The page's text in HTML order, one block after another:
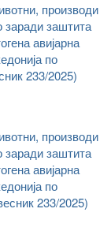
производи
заради заштита
авијарна
по
233/2025)
производи
заради заштита
авијарна
по
233/2025)